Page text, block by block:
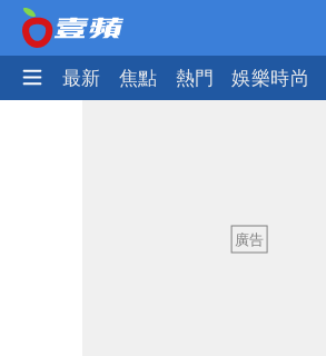
最新 焦點 熱門 娛樂時尚